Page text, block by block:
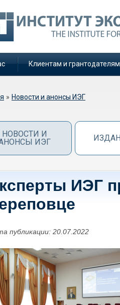
Клиентам и грантодателям
» Новости и анонсы ИЭГ
НОВОСТИ И
ИЭГ
ИЭГ
публикации: 20.07.2022